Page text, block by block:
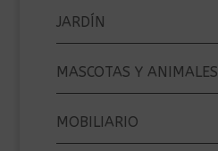
JARDÍN
MASCOTAS Y ANIMALES
MOBILIARIO